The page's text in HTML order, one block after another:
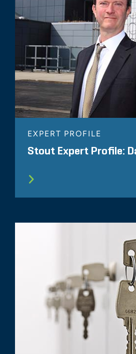
Unique Valuation
Related to
Property
EXPERT PROFILE
Stout Expert Profile: